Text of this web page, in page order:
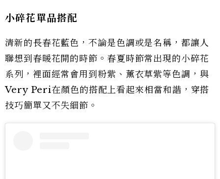
小碎花單品搭配
清新的長春花藍色，不論是色調或是名稱，都讓人
聯想到春暖花開的時節。春夏時節常出現的小碎花
系列，裡面經常會用到粉紫、薰衣草紫等色調，與
Very Peri在顏色的搭配上看起來相當和諧，穿搭
技巧簡單又不失細節。